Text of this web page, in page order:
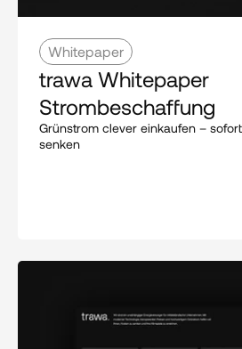
Whitepaper
trawa Whitepaper
Strombeschaffung
Grünstrom clever einkaufen –
senken